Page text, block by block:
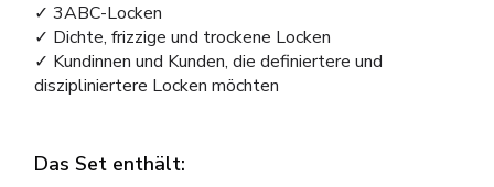
✓ 3ABC-Locken
✓ Dichte, frizzige und trockene Locken
✓ Kundinnen und Kunden, die definiertere und
diszipliniertere Locken möchten
Das Set enthält: